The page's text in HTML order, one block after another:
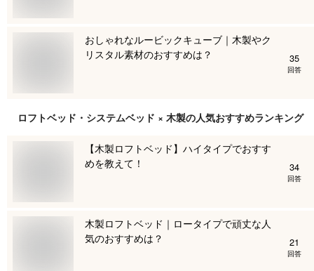
おしゃれなルービックキューブ｜木製やク
リスタル素材のおすすめは？
35
回答
ロフトベッド・システムベッド × 木製の人気おすすめランキング
【木製ロフトベッド】ハイタイプでおすす
めを教えて！
34
回答
木製ロフトベッド｜ロータイプで頑丈な人
気のおすすめは？
21
回答